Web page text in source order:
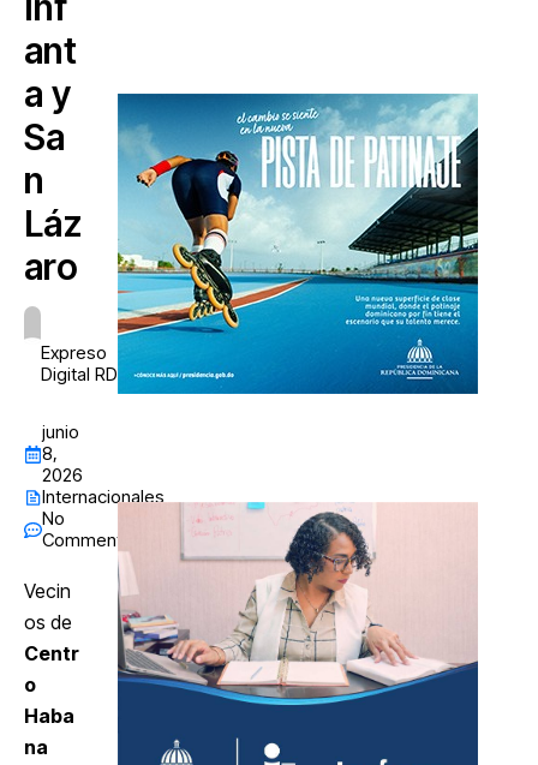
ant
a y
Sa
n
Láz
aro
Expreso
Digital RD
junio
8,
2026
Internacionales
No
Comments
Vecin
os de
Centr
o
Haba
na